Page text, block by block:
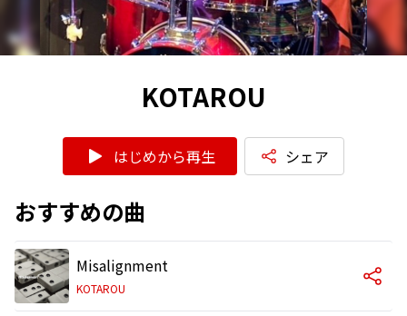
KOTAROU
はじめから再生 シェア
おすすめの曲
Misalignment
KOTAROU